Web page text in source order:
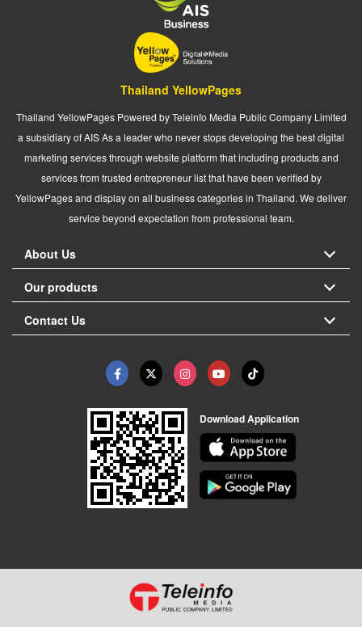
Thailand YellowPages
Thailand YellowPages Powered by Teleinfo Media Public Company Limited
a subsidiary of AIS As a leader who never stops developing the best digital
marketing services through website platform that including products and
services from trusted entrepreneur list that have been verified by
YellowPages and display on all business categories in Thailand. We deliver
service beyond expectation from professional team.
About Us
Our products
Contact Us
Download Application